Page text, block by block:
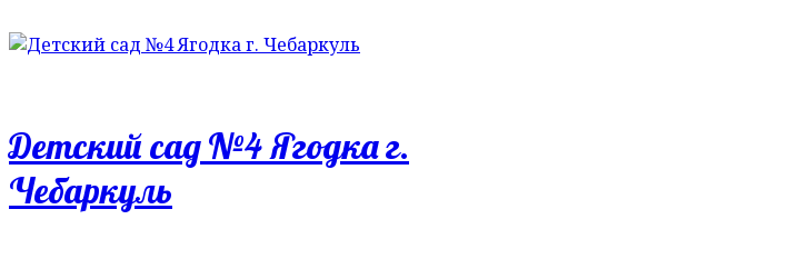
Детский сад №4 Ягодка г.
Чебаркуль